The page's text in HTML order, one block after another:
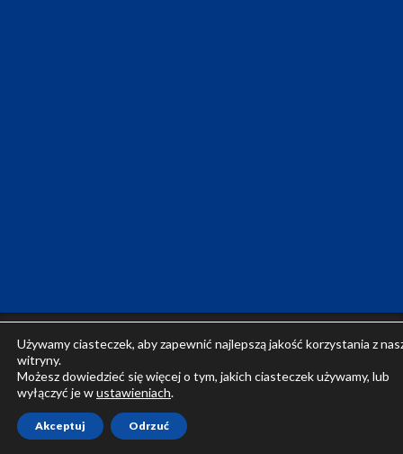
Ustawicznego Nr 3
Używamy ciasteczek, aby zapewnić najlepszą jakość korzystania z
witryny.
Możesz dowiedzieć się więcej o tym, jakich ciasteczek używamy, lub
wyłączyć je wustawieniach.
Akceptuj Odrzuć